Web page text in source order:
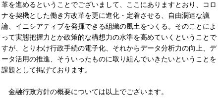
革を進めるということでございまして、ここにありますとおり、コロ
ナを契機とした働き方改革を更に進化・定着させる、自由濶達な議
論、イニシアティブを発揮できる組織の風土をつくる。そのことによ
って実態把握力とか政策的な構想力の水準を高めていくということで
すが、とりわけ行政手続の電子化、それからデータ分析力の向上、デ
ータ活用の推進、そういったものに取り組んでいきたいということを
課題として掲げております。
金融行政方針の概要については以上でございます。